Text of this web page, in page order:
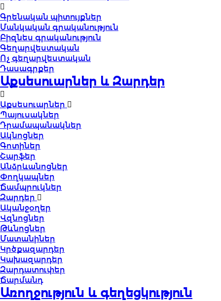
Գրենական պիտույքներ
Մանկական գրականություն
Բիզնես գրականություն
Գեղարվեստական
Ոչ գեղարվեստական
Դասագրքեր
Աքսեսուարներ և Զարդեր
Աքսեսուարներ
Պայուսակներ
Դրամապանակներ
Ակնոցներ
Գոտիներ
Շարֆեր
Անձրևանոցներ
Փողկապներ
Ճամպրուկներ
Զարդեր
Ականջօղեր
Վզնոցներ
Թևնոցներ
Մատանիներ
Կրծքազարդեր
Կախազարդեր
Զարդատուփեր
Ճարմանդ
Առողջություն և գեղեցկություն